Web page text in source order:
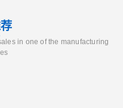
in one of the manufacturing